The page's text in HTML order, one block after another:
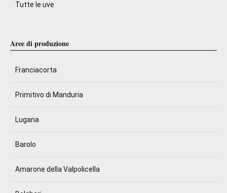
Tutte le uve
Aree di produzione
Franciacorta
Primitivo di Manduria
Lugana
Barolo
Amarone della Valpolicella